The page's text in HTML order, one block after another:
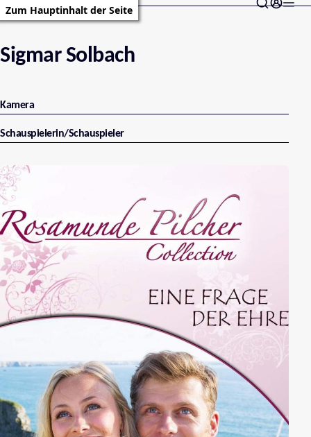
Zum Hauptinhalt der Seite
Sigmar Solbach
Kamera
Schauspielerin/Schauspieler